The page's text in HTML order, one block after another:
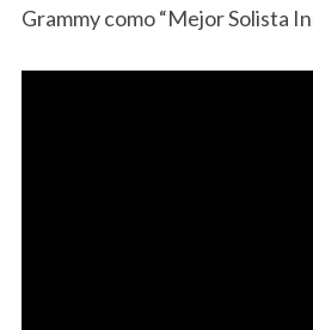
Grammy como “Mejor Solista